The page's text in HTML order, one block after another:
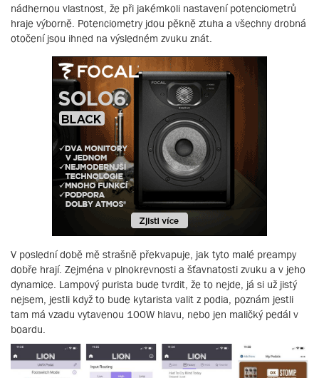
nádhernou vlastnost, že při jakémkoli nastavení potenciometrů
hraje výborně. Potenciometry jdou pěkně ztuha a všechny drobná
otočení jsou ihned na výsledném zvuku znát.
V poslední době mě strašně překvapuje, jak tyto malé preampy
dobře hrají. Zejména v plnokrevnosti a šťavnatosti zvuku a v jeho
dynamice. Lampový purista bude tvrdit, že to nejde, já si už jistý
nejsem, jestli když to bude kytarista valit z podia, poznám jestli
tam má vzadu vytavenou 100W hlavu, nebo jen maličký pedál v
boardu.